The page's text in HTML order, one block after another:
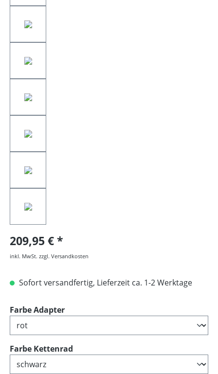
209,95 €
inkl. MwSt. zzgl. Versandkosten
Sofort versandfertig, Lieferzeit ca. 1-2 Werktage
Farbe Adapterauswählen
Farbe Kettenrad